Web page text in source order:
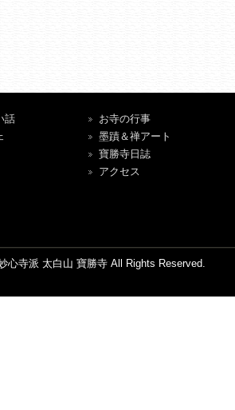
話
お寺の行事
墨蹟＆禅アート
寶勝寺日誌
アクセス
心寺派 太白山 寶勝寺 All Rights Reserved.